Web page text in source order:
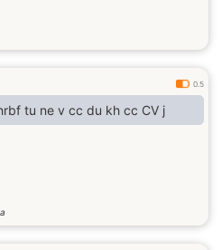
0.5
tu ne v cc du kh cc CV j